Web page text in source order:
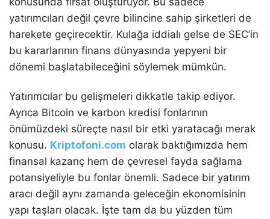
yatırımcıları değil çevre bilincine sahip şirketleri de
harekete geçirecektir. Kulağa iddialı gelse de SEC’in
bu kararlarının finans dünyasında yepyeni bir
dönemi başlatabileceğini söylemek mümkün.
Yatırımcılar bu gelişmeleri dikkatle takip ediyor.
Ayrıca Bitcoin ve karbon kredisi fonlarının
önümüzdeki süreçte nasıl bir etki yaratacağı merak
konusu. Kriptofoni.com olarak baktığımızda hem
finansal kazanç hem de çevresel fayda sağlama
potansiyeliyle bu fonlar önemli. Sadece bir yatırım
aracı değil aynı zamanda geleceğin ekonomisinin
yapı taşları olacak. İşte tam da bu yüzden tüm